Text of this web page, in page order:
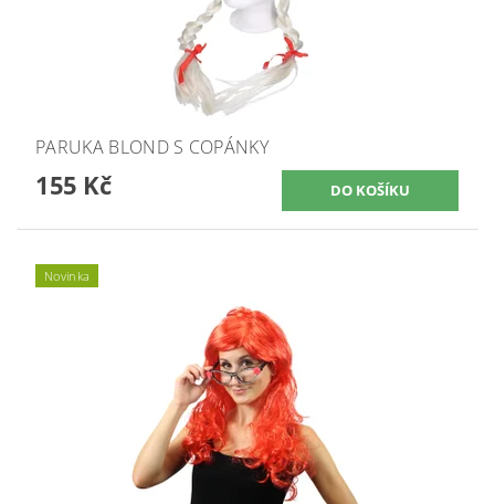
PARUKA BLOND S COPÁNKY
155 Kč
Novinka